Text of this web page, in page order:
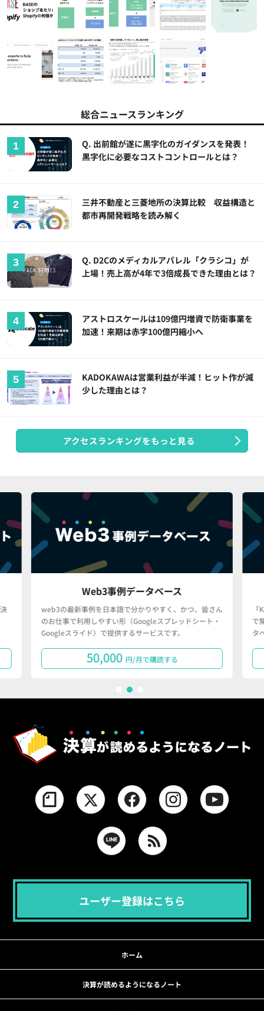
総合ニュースランキング
Q. 出前館が遂に黒字化のガイダンスを発表！
黒字化に必要なコストコントロールとは？
三井不動産と三菱地所の決算比較 収益構造と
都市再開発戦略を読み解く
Q. D2Cのメディカルアパレル「クラシコ」が
上場！売上高が4年で3倍成長できた理由とは？
アストロスケールは109億円増資で防衛事業を
加速！来期は赤字100億円縮小へ
KADOKAWAは営業利益が半減！ヒット作が減
少した理由とは？
アクセスランキングをもっと見る
Web3事例データベース
web3の最新事例を日本語で分かりやすく、かつ、皆さん
のお仕事で利用しやすい形（Googleスプレッドシート・
Googleスライド）で提供するサービスです。
50,000 円/月で購読する
で
タ
ユーザー登録はこちら
ホーム
決算が読めるようになるノート